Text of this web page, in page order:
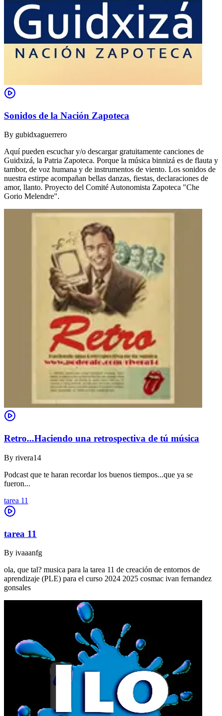
Sonidos de la Nación Zapoteca
By gubidxaguerrero
Aquí pueden escuchar y/o descargar gratuitamente canciones de
Guidxizá, la Patria Zapoteca. Porque la música binnizá es de flauta y
tambor, de voz humana y de instrumentos de viento. Los sonidos de
nuestra estirpe acompañan bellas danzas, fiestas, declaraciones de
amor, llanto. Proyecto del Comité Autonomista Zapoteca "Che
Gorio Melendre".
Retro...Haciendo una retrospectiva de tú música
By rivera14
Podcast que te haran recordar los buenos tiempos...que ya se
fueron...
tarea 11
tarea 11
By ivaaanfg
ola, que tal? musica para la tarea 11 de creación de entornos de
aprendizaje (PLE) para el curso 2024 2025 cosmac ivan fernandez
gonsales